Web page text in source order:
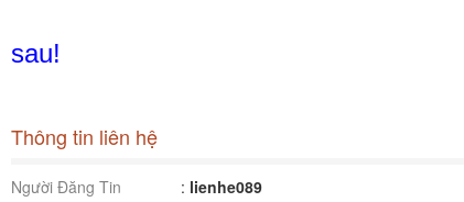
sau!
Thông tin liên hệ
Người Đăng Tin : lienhe089